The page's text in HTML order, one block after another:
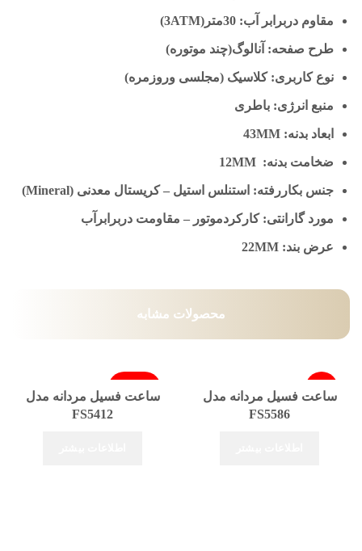
مقاوم دربرابر آب: 30متر(3ATM)
طرح صفحه: آنالوگ(چند موتوره)
نوع کاربری: کلاسیک (مجلسی وروزمره)
منبع انرژی: باطری
ابعاد بدنه: 43MM
ضخامت بدنه: 12MM
جنس بکاررفته: استنلس استیل – کریستال معدنی (Mineral)
مورد گارانتی: کارکردموتور – مقاومت دربرابرآب
عرض بند: 22MM
محصولات مشابه
ساعت فسیل مردانه مدل
FS5586
ساعت فسیل مردانه مدل
FS5412